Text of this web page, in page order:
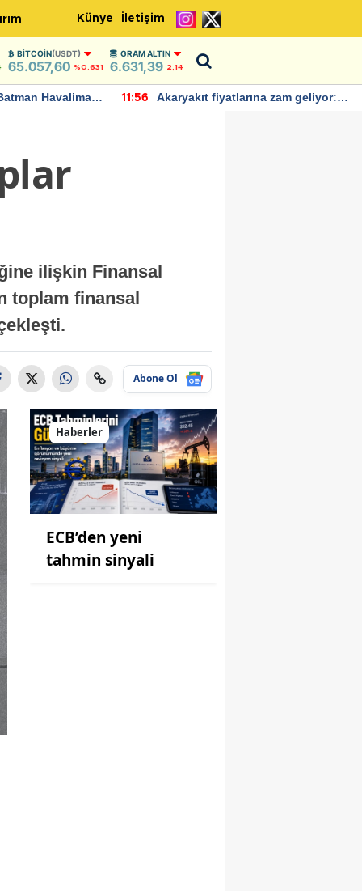
Künye İletişim
BITCOIN(USDT)
65.057,60 %0.631
GRAM ALTIN
6.631,39 2,14
Havalimanı
11:56
Akaryakıt fiyatlarına zam geliyor:
ilişkin Finansal
toplam finansal
Abone Ol
Haberler
ECB’den yeni
tahmin sinyali